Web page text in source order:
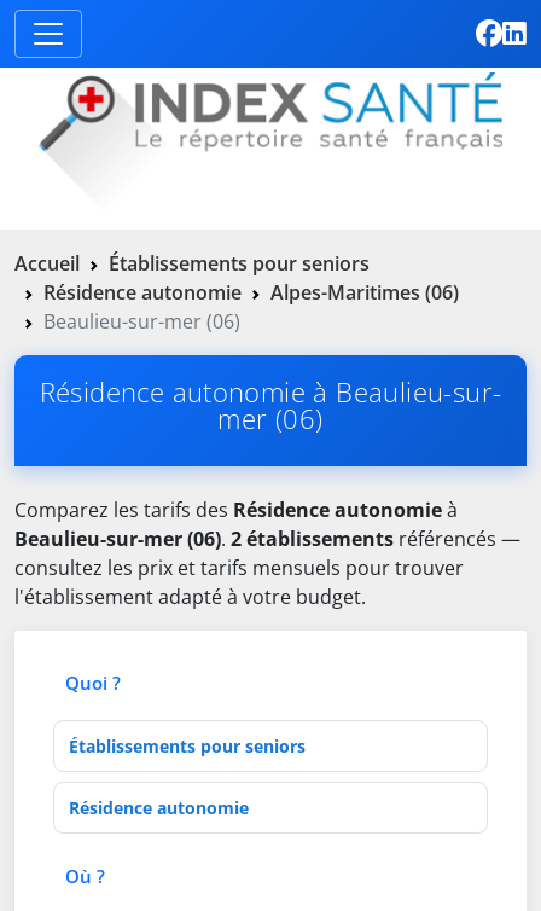
Accueil
Établissements pour seniors
Résidence autonomie
Alpes-Maritimes (06)
Beaulieu-sur-mer (06)
Résidence autonomie à Beaulieu-sur-
mer (06)
Comparez les tarifs des Résidence autonomieà
Beaulieu-sur-mer (06). 2 établissements référencés —
consultez les prix et tarifs mensuels pour trouver
l'établissement adapté à votre budget.
Quoi ?
Type d'établissement
Activités de soins
Où ?